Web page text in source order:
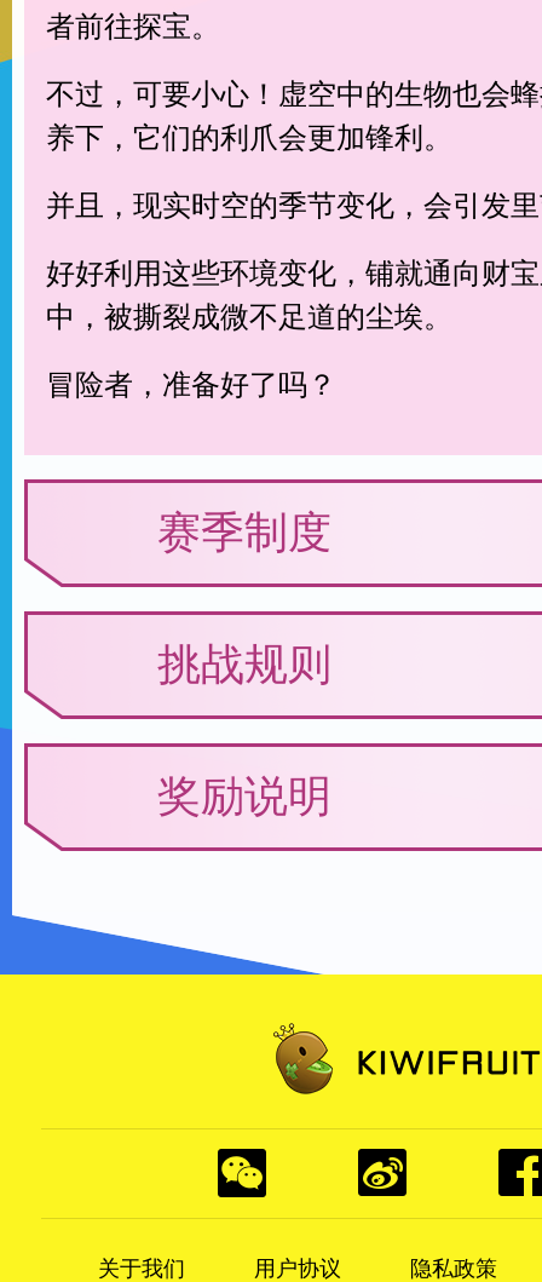
者前往探宝。
不过，可要小心！虚空中的生物也会
养下，它们的利爪会更加锋利。
并且，现实时空的季节变化，会引发
好好利用这些环境变化，铺就通向财
中，被撕裂成微不足道的尘埃。
冒险者，准备好了吗？
赛季制度
挑战规则
奖励说明
关于我们 用户协议 隐私政策